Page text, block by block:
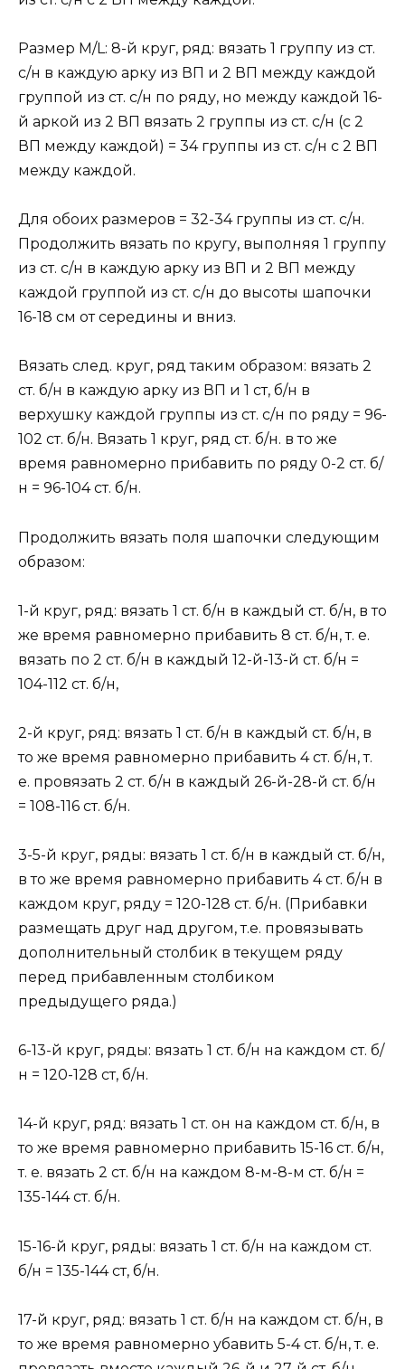
Размер M/L: 8-й круг, ряд: вязать 1 группу из ст.
с/н в каждую арку из ВП и 2 ВП между каждой
группой из ст. с/н по ряду, но между каждой 16-
й аркой из 2 ВП вязать 2 группы из ст. с/н (с 2
ВП между каждой) = 34 группы из ст. с/н с 2 ВП
между каждой.
Для обоих размеров = 32-34 группы из ст. с/н.
Продолжить вязать по кругу, выполняя 1 группу
из ст. с/н в каждую арку из ВП и 2 ВП между
каждой группой из ст. с/н до высоты шапочки
16-18 см от середины и вниз.
Вязать след. круг, ряд таким образом: вязать 2
ст. б/н в каждую арку из ВП и 1 ст, б/н в
верхушку каждой группы из ст. с/н по ряду = 96-
102 ст. б/н. Вязать 1 круг, ряд ст. б/н. в то же
время равномерно прибавить по ряду 0-2 ст. б/
н = 96-104 ст. б/н.
Продолжить вязать поля шапочки следующим
образом:
1-й круг, ряд: вязать 1 ст. б/н в каждый ст. б/н, в то
же время равномерно прибавить 8 ст. б/н, т. е.
вязать по 2 ст. б/н в каждый 12-й-13-й ст. б/н =
104-112 ст. б/н,
2-й круг, ряд: вязать 1 ст. б/н в каждый ст. б/н, в
то же время равномерно прибавить 4 ст. б/н, т.
е. провязать 2 ст. б/н в каждый 26-й-28-й ст. б/н
= 108-116 ст. б/н.
3-5-й круг, ряды: вязать 1 ст. б/н в каждый ст. б/н,
в то же время равномерно прибавить 4 ст. б/н в
каждом круг, ряду = 120-128 ст. б/н. (Прибавки
размещать друг над другом, т.е. провязывать
дополнительный столбик в текущем ряду
перед прибавленным столбиком
предыдущего ряда.)
6-13-й круг, ряды: вязать 1 ст. б/н на каждом ст. б/
н = 120-128 ст, б/н.
14-й круг, ряд: вязать 1 ст. он на каждом ст. б/н, в
то же время равномерно прибавить 15-16 ст. б/н,
т. е. вязать 2 ст. б/н на каждом 8-м-8-м ст. б/н =
135-144 ст. б/н.
15-16-й круг, ряды: вязать 1 ст. б/н на каждом ст.
б/н = 135-144 ст, б/н.
17-й круг, ряд: вязать 1 ст. б/н на каждом ст. б/н, в
то же время равномерно убавить 5-4 ст. б/н, т. е.